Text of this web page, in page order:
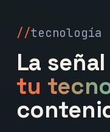
tecnología
La
tu